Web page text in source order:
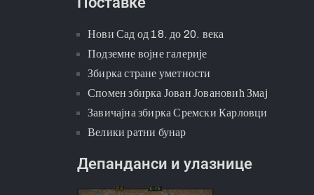
Нови Сад од 18. до 20. века
Подземне војне галерије
Збирка стране уметности
Спомен збирка Јован Јовановић Змај
Завичајна збирка Сремски Карловци
Велики ратни бунар
Депанданси и улазнице